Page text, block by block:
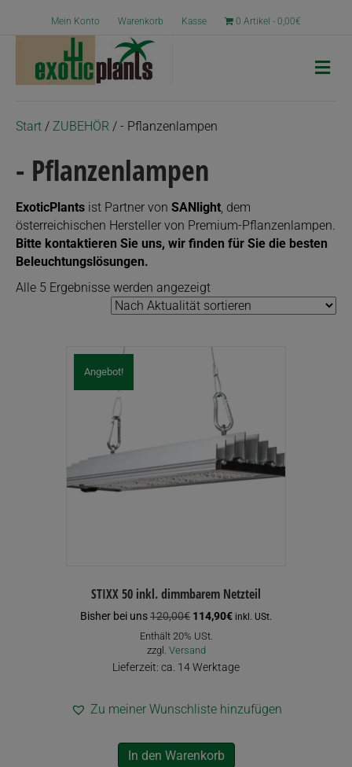
Mein Konto Warenkorb Kasse 0 Artikel 0,00€
N
a
Start / ZUBEHÖR / - Pflanzenlampen
- Pflanzenlampen
ExoticPlants ist Partner von SANlight, dem
österreichischen Hersteller von Premium-Pflanzenlampen.
Bitte kontaktieren Sie uns, wir finden für Sie die besten
Beleuchtungslösungen.
Alle 5 Ergebnisse werden angezeigtNach
Aktualität
Angebot!
STIXX 50 inkl. dimmbarem Netzteil
Bisher bei uns120,00€ Ursprünglicher
Preis
war:
120,00€
114,90€Aktueller
inkl. USt.
Enthält 20% USt.
zzgl. Versand
Lieferzeit: ca. 14 Werktage
Zu meiner Wunschliste hinzufügen
In den Warenkorb